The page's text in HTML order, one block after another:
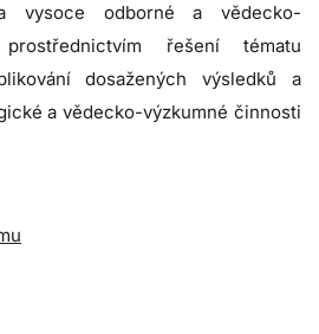
vysoce odborné a vědecko-
řešení tématu
dosažených výsledků a
a vědecko-výzkumné činnosti